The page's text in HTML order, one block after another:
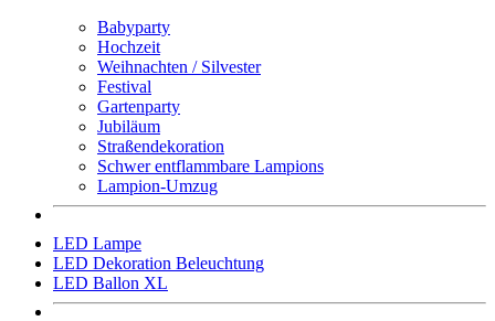
Babyparty
Hochzeit
Weihnachten / Silvester
Festival
Gartenparty
Jubiläum
Straßendekoration
Schwer entflammbare Lampions
Lampion-Umzug
LED Lampe
LED Dekoration Beleuchtung
LED Ballon XL